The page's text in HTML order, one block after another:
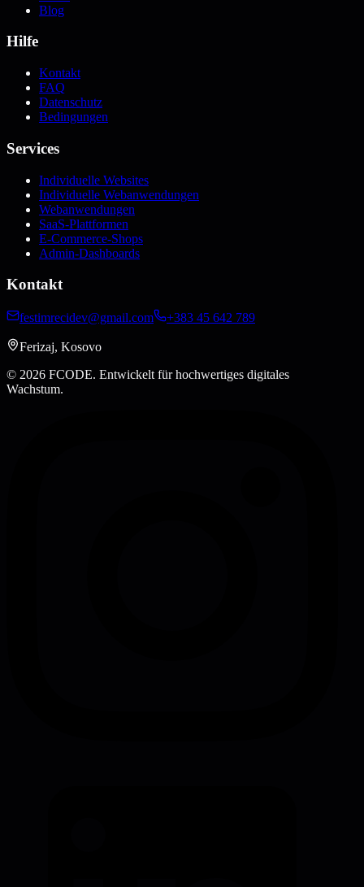
Blog
Hilfe
Kontakt
FAQ
Datenschutz
Bedingungen
Services
Individuelle Websites
Individuelle Webanwendungen
Webanwendungen
SaaS-Plattformen
E-Commerce-Shops
Admin-Dashboards
Kontakt
festimrecidev@gmail.com +383 45 642 789
Ferizaj, Kosovo
© 2026 FCODE. Entwickelt für hochwertiges digitales
Wachstum.